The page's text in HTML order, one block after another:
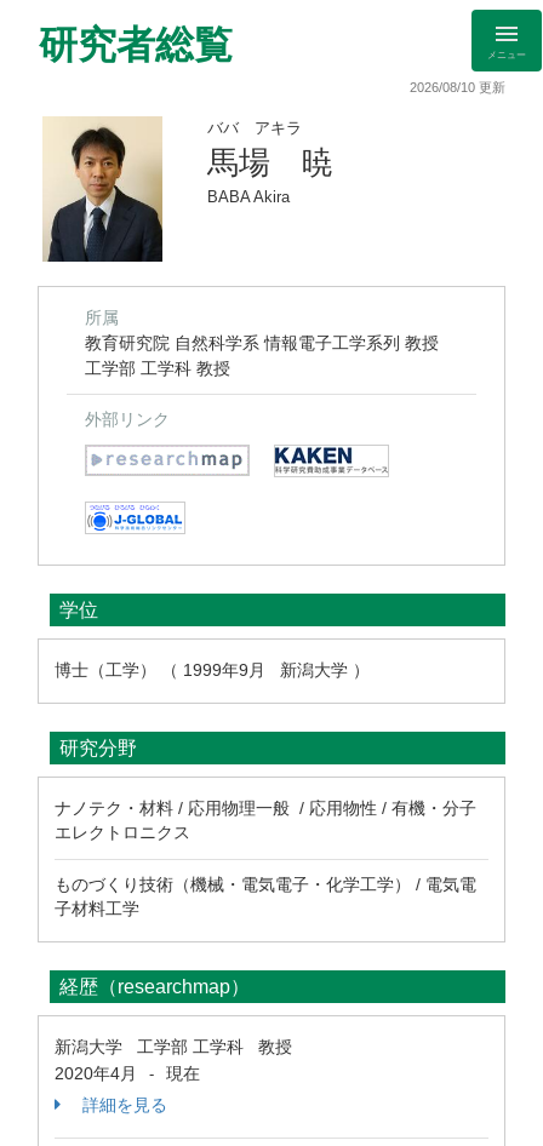
研究者総覧 メニュー
2026/08/10 更新
ババ アキラ
馬場 暁
BABA Akira
所属
教育研究院 自然科学系 情報電子工学系列 教授
工学部 工学科 教授
外部リンク
学位
博士（工学） （ 1999年9月 新潟大学 ）
研究分野
ナノテク・材料 / 応用物理一般 / 応用物性 / 有機・分子
エレクトロニクス
ものづくり技術（機械・電気電子・化学工学） / 電気電
子材料工学
経歴（researchmap）
新潟大学 工学部 工学科 教授
2020年4月
-
現在
詳細を見る